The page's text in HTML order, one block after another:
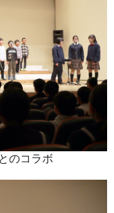
のコラボ